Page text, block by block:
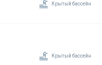
Крытый бассейн
Крытый бассейн